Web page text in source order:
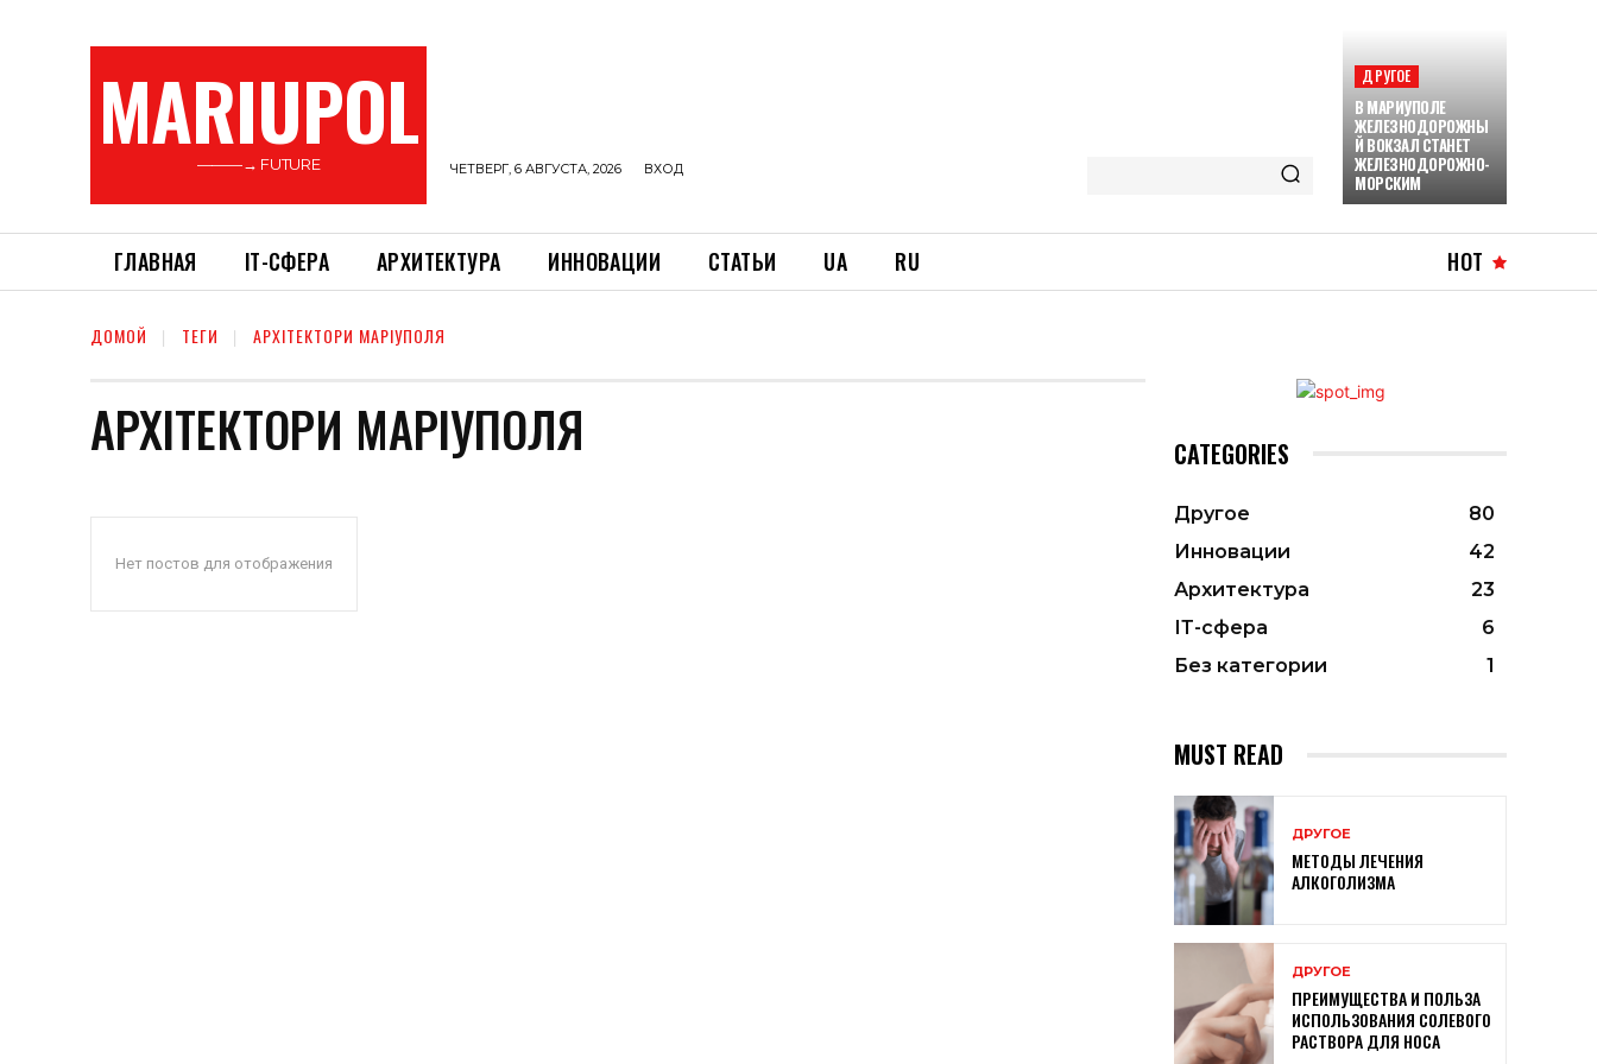
MARIUPOL
———→ FUTURE ЧЕТВЕРГ, 6 АВГУСТА, 2026 ВХОД
ДРУГОЕ
В МАРИУПОЛЕ
ЖЕЛЕЗНОДОРОЖНЫ
Й ВОКЗАЛ СТАНЕТ
ЖЕЛЕЗНОДОРОЖНО-
МОРСКИМ
ГЛАВНАЯ ІТ-СФЕРА АРХИТЕКТУРА ИННОВАЦИИ СТАТЬИ UA RU HOT
ДОМОЙ ТЕГИ АРХІТЕКТОРИ МАРІУПОЛЯ
АРХІТЕКТОРИ МАРІУПОЛЯ
Нет постов для отображения
CATEGORIES
Другое
80
Инновации
42
Архитектура
23
ІТ-сфера
6
Без категории
1
MUST READ
ДРУГОЕ
МЕТОДЫ ЛЕЧЕНИЯ
АЛКОГОЛИЗМА
ДРУГОЕ
ПРЕИМУЩЕСТВА И ПОЛЬЗА
ИСПОЛЬЗОВАНИЯ СОЛЕВОГО
РАСТВОРА ДЛЯ НОСА